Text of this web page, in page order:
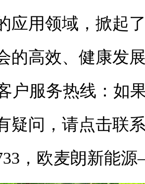
应用领域，掀起
的高效、健康发
户服务热线：如
疑问，请点击联
，欧麦朗新能